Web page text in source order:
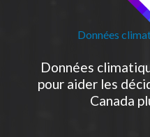
Données
Données
pour aider les
Canada